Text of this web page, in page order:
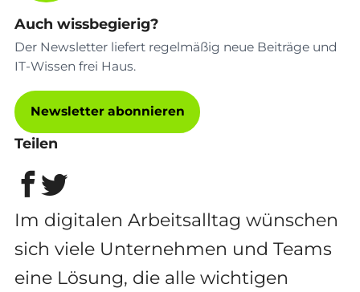
Auch wissbegierig?
Der Newsletter liefert regelmäßig neue Beiträge und
IT-Wissen frei Haus.
Newsletter abonnieren
Teilen
Im digitalen Arbeitsalltag wünschen
sich viele Unternehmen und Teams
eine Lösung, die alle wichtigen